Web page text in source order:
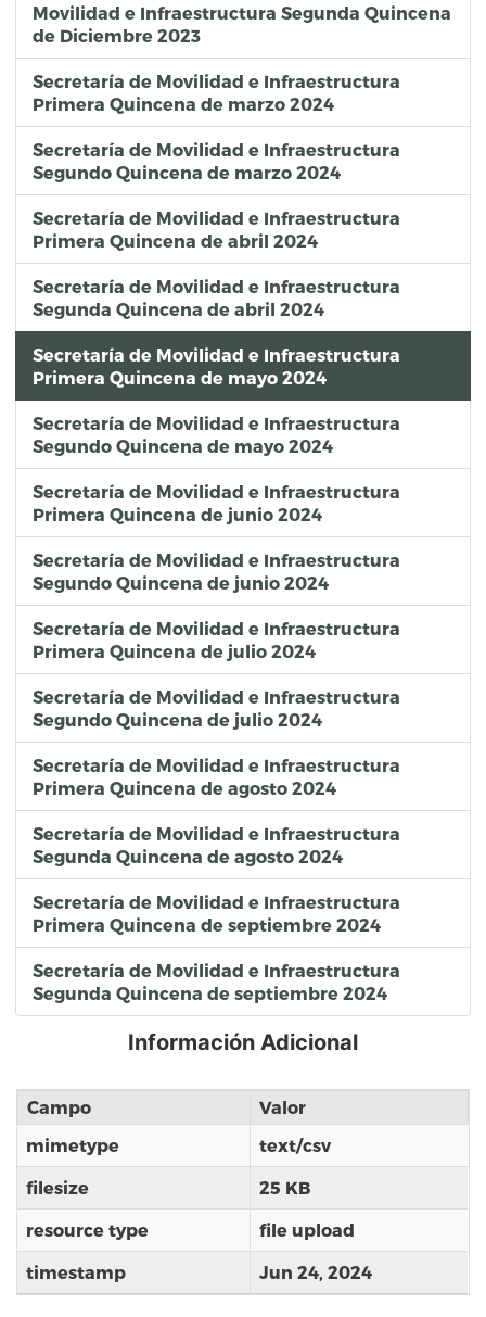
Movilidad e Infraestructura Segunda Quincena
de Diciembre 2023
Secretaría de Movilidad e Infraestructura
Primera Quincena de marzo 2024
Secretaría de Movilidad e Infraestructura
Segundo Quincena de marzo 2024
Secretaría de Movilidad e Infraestructura
Primera Quincena de abril 2024
Secretaría de Movilidad e Infraestructura
Segunda Quincena de abril 2024
Secretaría de Movilidad e Infraestructura
Primera Quincena de mayo 2024
Secretaría de Movilidad e Infraestructura
Segundo Quincena de mayo 2024
Secretaría de Movilidad e Infraestructura
Primera Quincena de junio 2024
Secretaría de Movilidad e Infraestructura
Segundo Quincena de junio 2024
Secretaría de Movilidad e Infraestructura
Primera Quincena de julio 2024
Secretaría de Movilidad e Infraestructura
Segundo Quincena de julio 2024
Secretaría de Movilidad e Infraestructura
Primera Quincena de agosto 2024
Secretaría de Movilidad e Infraestructura
Segunda Quincena de agosto 2024
Secretaría de Movilidad e Infraestructura
Primera Quincena de septiembre 2024
Secretaría de Movilidad e Infraestructura
Segunda Quincena de septiembre 2024
Información Adicional
Campo
Valor
mimetype
text/csv
filesize 25 KB
resource type file upload
timestamp Jun 24, 2024